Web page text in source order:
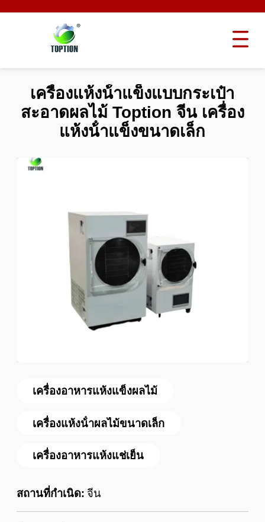
เครื่องอาหารแห้งแข็งผลไม้
เครื่องแห้งน้ําผลไม้ขนาดเล็ก
เครื่องอาหารแห้งแช่เย็น
สถานที่กำเนิด: จีน
เครื่องแห้งน้ําแข็งแบบกระเป๋า
สะอาดผลไม้ Toption จีน เครื่อง
แห้งน้ําแข็งขนาดเล็ก